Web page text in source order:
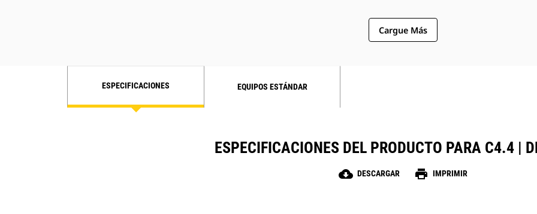
Cargue Más
ESPECIFICACIONES EQUIPOS ESTÁNDAR
ESPECIFICACIONES DEL PRODUCTO PARA C4.4 |
cloud_download DESCARGAR print IMPRIMIR